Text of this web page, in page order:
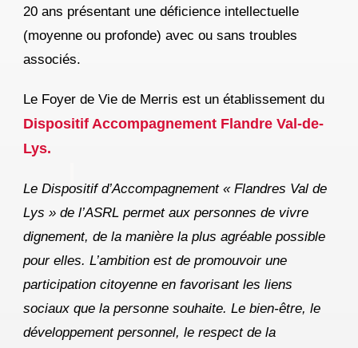
20 ans présentant une déficience intellectuelle
(moyenne ou profonde) avec ou sanstroubles
associés.
Le Foyer de Vie de Merris est un établissement du
Dispositif Accompagnement Flandre Val-de-
Lys.
Le Dispositif d’Accompagnement « Flandres Val de
Lys » de l’ASRL permet aux personnes de vivre
dignement, de la manière la plus agréable possible
pour elles. L’ambition est de promouvoir une
participation citoyenne en favorisant les liens
sociaux que la personne souhaite. Le bien-être, le
développement personnel, le respect de la